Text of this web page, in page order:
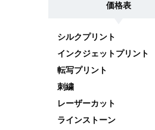
価格表
シルクプリント
インクジェットプリント
転写プリント
刺繍
レーザーカット
ラインストーン